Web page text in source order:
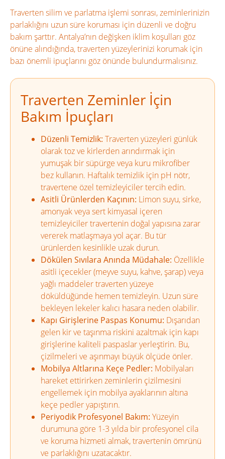
Traverten silim ve parlatma işlemi sonrası, zeminlerinizin
parlaklığını uzun süre koruması için düzenli ve doğru
bakım şarttır. Antalya’nın değişken iklim koşulları göz
önüne alındığında, traverten yüzeylerinizi korumak için
bazı önemli ipuçlarını göz önünde bulundurmalısınız.
Traverten Zeminler İçin
Bakım İpuçları
Düzenli Temizlik: Traverten yüzeyleri günlük
olarak toz ve kirlerden arındırmak için
yumuşak bir süpürge veya kuru mikrofiber
bez kullanın. Haftalık temizlik için pH nötr,
travertene özel temizleyiciler tercih edin.
Asitli Ürünlerden Kaçının: Limon suyu, sirke,
amonyak veya sert kimyasal içeren
temizleyiciler travertenin doğal yapısına zarar
vererek matlaşmaya yol açar. Bu tür
ürünlerden kesinlikle uzak durun.
Dökülen Sıvılara Anında Müdahale: Özellikle
asitli içecekler (meyve suyu, kahve, şarap) veya
yağlı maddeler traverten yüzeye
döküldüğünde hemen temizleyin. Uzun süre
bekleyen lekeler kalıcı hasara neden olabilir.
Kapı Girişlerine Paspas Konumu: Dışarıdan
gelen kir ve taşınma riskini azaltmak için kapı
girişlerine kaliteli paspaslar yerleştirin. Bu,
çizilmeleri ve aşınmayı büyük ölçüde önler.
Mobilya Altlarına Keçe Pedler: Mobilyaları
hareket ettirirken zeminlerin çizilmesini
engellemek için mobilya ayaklarının altına
keçe pedler yapıştırın.
Periyodik Profesyonel Bakım: Yüzeyin
durumuna göre 1-3 yılda bir profesyonel cila
ve koruma hizmeti almak, travertenin ömrünü
ve parlaklığını uzatacaktır.